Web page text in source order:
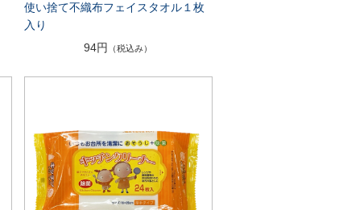
使い捨て不織布フェイスタオル１枚
入り
94円
（税込み）